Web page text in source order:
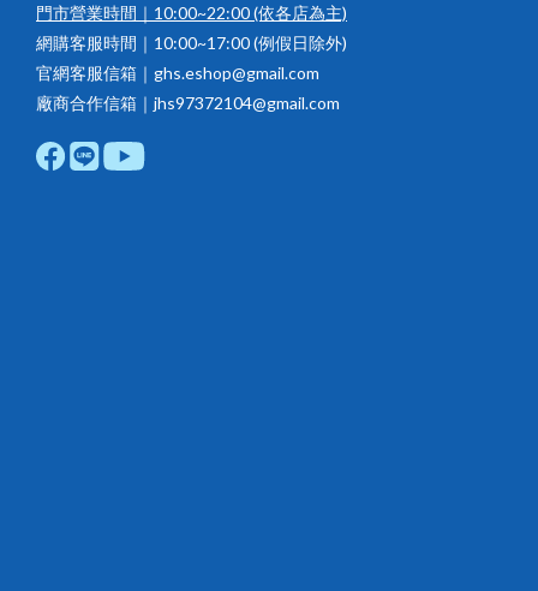
門市營業時間｜10:00~22:00(依各店為主)
網購客服時間｜10:00~17:00 (例假日除外)
官網客服信箱｜ghs.eshop@gmail.com
廠商合作信箱｜jhs97372104@gmail.com